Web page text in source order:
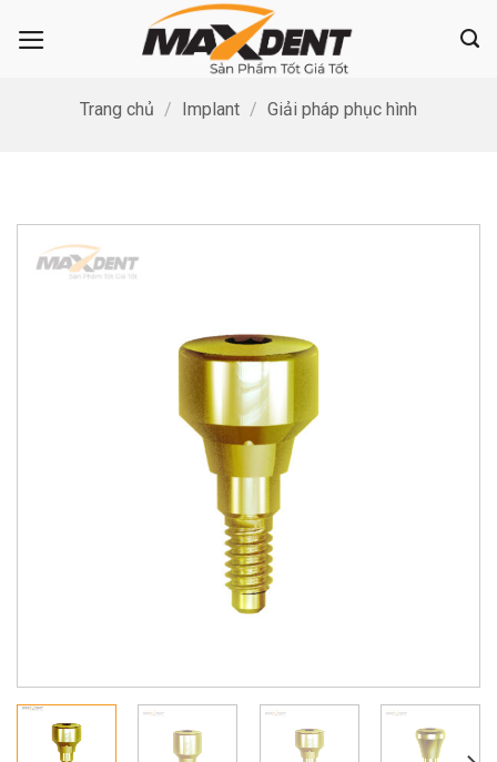
qua
Trang chủ / Implant / Giải pháp phục hình